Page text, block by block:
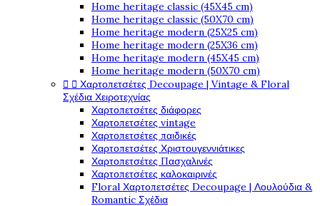
Home heritage classic (45X45 cm)
Home heritage classic (50X70 cm)
Home heritage modern (25X25 cm)
Home heritage modern (25X36 cm)
Home heritage modern (45X45 cm)
Home heritage modern (50X70 cm)
  Χαρτοπετσέτες Decoupage | Vintage & Floral
Σχέδια Χειροτεχνίας
Χαρτοπετσέτες διάφορες
Χαρτοπετσέτες vintage
Χαρτοπετσέτες παιδικές
Χαρτοπετσέτες Χριστουγεννιάτικες
Χαρτοπετσέτες Πασχαλινές
Χαρτοπετσέτες καλοκαιρινές
Floral Χαρτοπετσέτες Decoupage | Λουλούδια &
Romantic Σχέδια